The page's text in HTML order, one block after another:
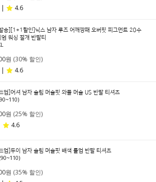
|
4.6
송][1+1할인]닉스 남자 루즈 어깨깡패 오버핏 피그먼트 20수
엄 워싱 절개 반팔티
원 (30% 할인)
|
4.6
업]어셔 남자 슬림 머슬핏 와플 머슬 US 반팔 티셔츠
원 (25% 할인)
4.6
업]두이 남자 슬림 머슬핏 배색 롤업 반팔 티셔츠
원 (35% 할인)